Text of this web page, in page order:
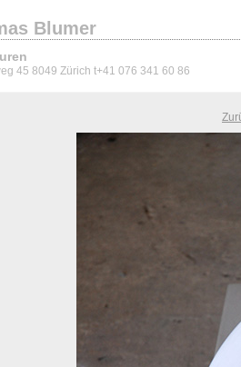
Blumer
45 8049 Zürich t+41 076 341 60 86